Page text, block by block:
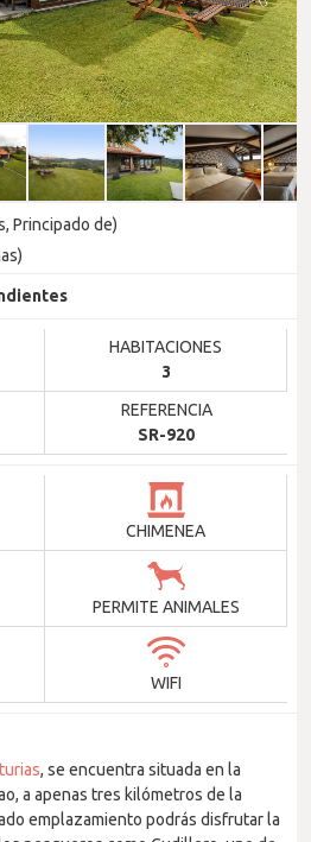
Principado de)
HABITACIONES
3
REFERENCIA
SR-920
CHIMENEA
PERMITE ANIMALES
WIFI
, se encuentra situada en la
a apenas tres kilómetros de la
emplazamiento podrás disfrutar la